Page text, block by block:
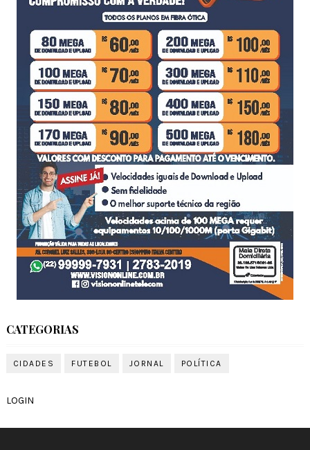
CATEGORIAS
CIDADES FUTEBOL JORNAL POLÍTICA
LOGIN